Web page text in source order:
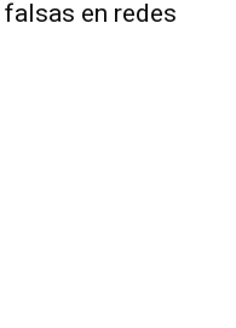
en redes